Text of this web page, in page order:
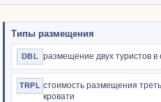
Типы размещения
DBL размещение двух туристов
TRPL стоимость размещения
кровати